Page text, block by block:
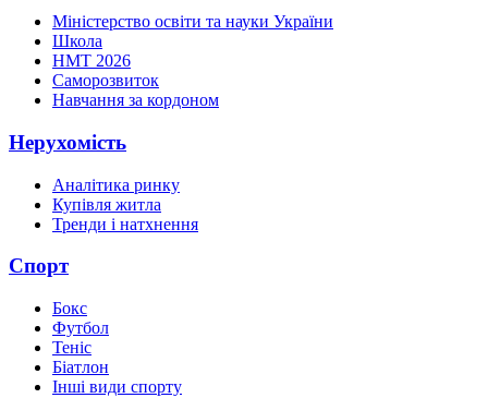
Міністерство освіти та науки України
Школа
НМТ 2026
Саморозвиток
Навчання за кордоном
Нерухомість
Аналітика ринку
Купівля житла
Тренди і натхнення
Спорт
Бокс
Футбол
Теніс
Біатлон
Інші види спорту